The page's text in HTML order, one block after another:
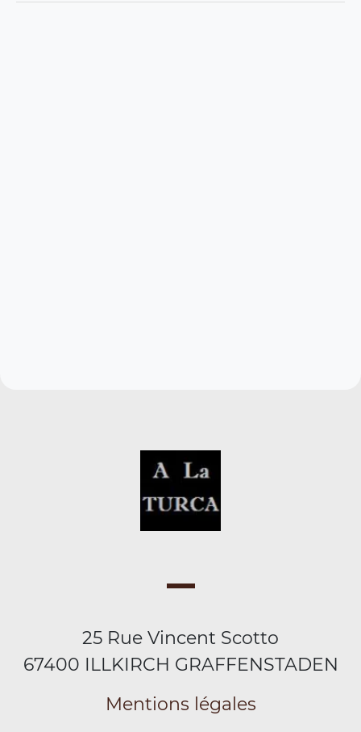
25 Rue Vincent Scotto
67400 ILLKIRCH GRAFFENSTADEN
Mentions légales